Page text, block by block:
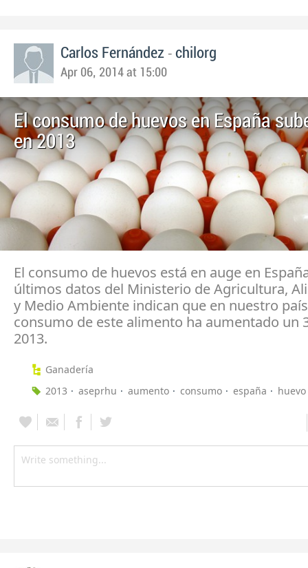
Carlos Fernández - chilorg
Apr 06, 2014 at 15:00
El consumo de huevos en España
en 2013
El consumo de huevos está en auge en
últimos datos del Ministerio de Agricultura,
y Medio Ambiente indican que en nuestro
consumo de este alimento ha aumentado un
2013.
Ganadería
2013
aseprhu aumento consumo españa huevo